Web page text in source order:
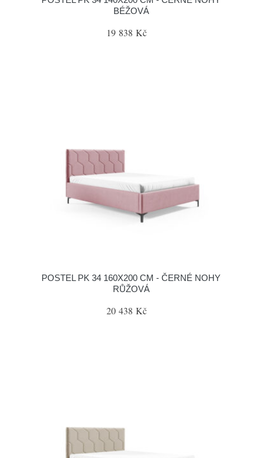
BÉŽOVÁ
19 838 Kč
POSTEL PK 34 160X200 CM - ČERNÉ NOHY
RŮŽOVÁ
20 438 Kč